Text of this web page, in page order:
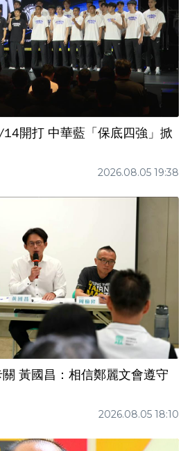
開打 中華藍「保底四強」掀
2026.08.05 19:38
黃國昌：相信鄭麗文會遵守
2026.08.05 18:10